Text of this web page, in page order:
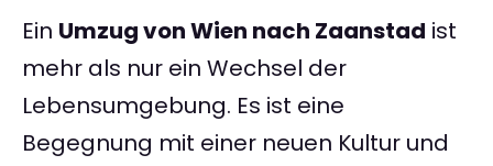
Ein Umzug von Wien nach Zaanstad ist
mehr als nur ein Wechsel der
Lebensumgebung. Es ist eine
Begegnung mit einer neuen Kultur und